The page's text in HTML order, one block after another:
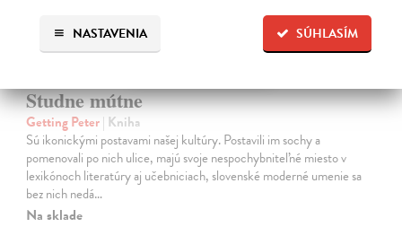
SÚHLASÍM
NASTAVENIA
Studne mútne
Getting Peter| Kniha
Sú ikonickými postavami našej kultúry. Postavili im sochy a
pomenovali po nich ulice, majú svoje nespochybniteľné miesto v
lexikónoch literatúry aj učebniciach, slovenské moderné umenie sa
bez nich nedá…
Na sklade